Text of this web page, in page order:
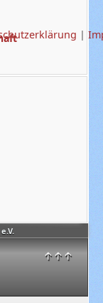
↑↑↑
|